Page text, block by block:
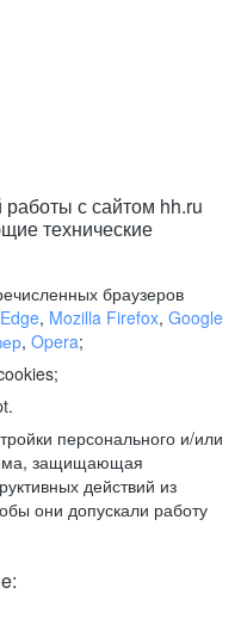
с сайтом hh.ru
технические
браузеров
, Mozilla Firefox, Google
, Opera;
персонального и/или
защищающая
действий из
они допускали работу